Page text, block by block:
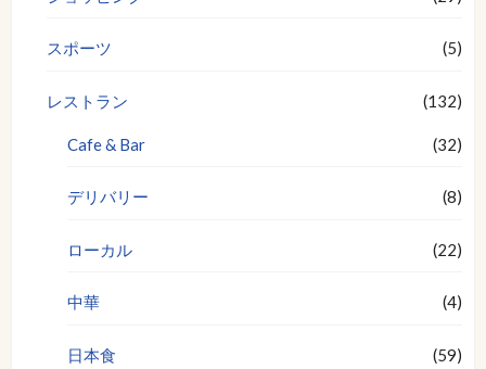
スポーツ (5)
レストラン (132)
Cafe & Bar (32)
デリバリー (8)
ローカル (22)
中華 (4)
日本食 (59)